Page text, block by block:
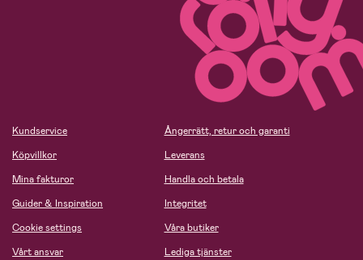
Kundservice
Köpvillkor
Mina fakturor
Guider & Inspiration
Cookie settings
Vårt ansvar
Ångerrätt, retur och garanti
Leverans
Handla och betala
Integritet
Våra butiker
Lediga tjänster